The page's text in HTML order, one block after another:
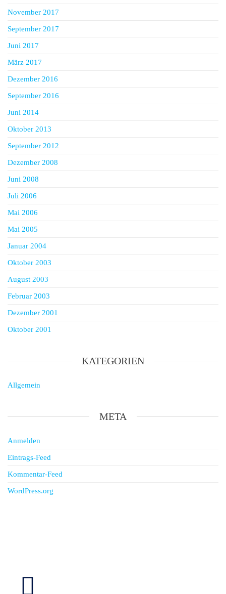
November 2017
September 2017
Juni 2017
März 2017
Dezember 2016
September 2016
Juni 2014
Oktober 2013
September 2012
Dezember 2008
Juni 2008
Juli 2006
Mai 2006
Mai 2005
Januar 2004
Oktober 2003
August 2003
Februar 2003
Dezember 2001
Oktober 2001
KATEGORIEN
Allgemein
META
Anmelden
Eintrags-Feed
Kommentar-Feed
WordPress.org